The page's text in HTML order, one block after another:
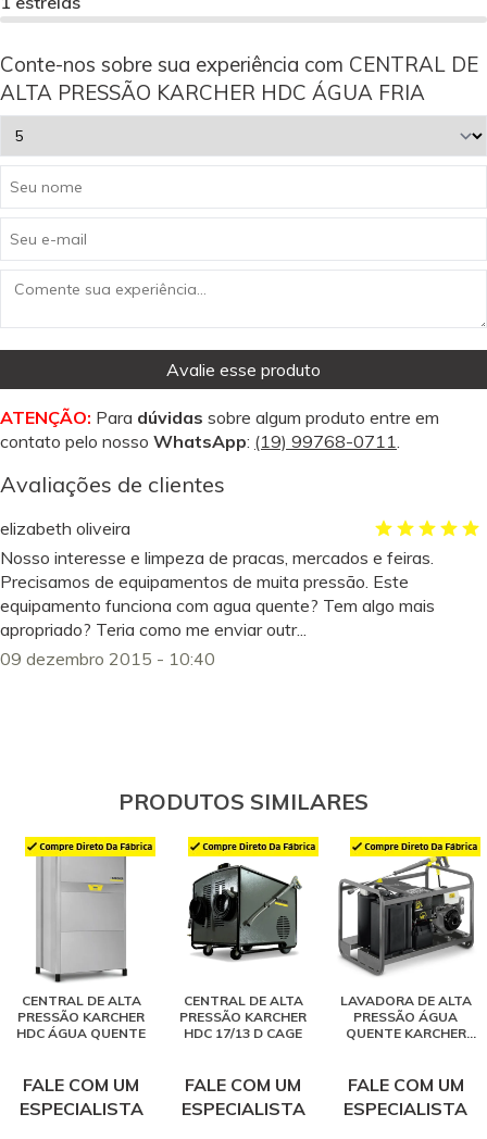
Conte-nos sobre sua experiência com CENTRAL DE
ALTA PRESSÃO KARCHER HDC ÁGUA FRIA
Avalie esse produto
ATENÇÃO: Para dúvidas sobre algum produto entre em
contato pelo nosso WhatsApp: (19) 99768-0711
Avaliações de clientes
elizabeth oliveira
Nosso interesse e limpeza de pracas, mercados e feiras.
Precisamos de equipamentos de muita pressão. Este
equipamento funciona com agua quente? Tem algo mais
apropriado? Teria como me enviar outr...
09 dezembro 2015 - 10:40
PRODUTOS SIMILARES
CENTRAL DE ALTA
PRESSÃO KARCHER
HDC ÁGUA QUENTE
FALE COM UM
ESPECIALISTA
CENTRAL DE ALTA
PRESSÃO KARCHER
HDC 17/13 D CAGE
FALE COM UM
ESPECIALISTA
LAVADORA DE ALTA
PRESSÃO ÁGUA
QUENTE KARCHER
FALE COM UM
ESPECIALISTA